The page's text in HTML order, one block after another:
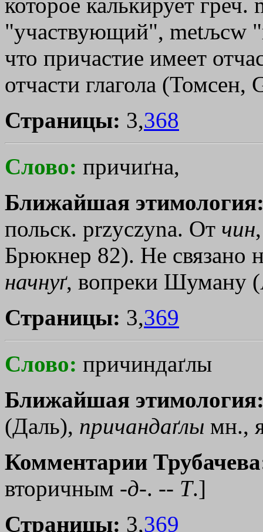
"участвующий", metљcw
что причастие имеет
отчасти глагола (Томсен,
Страницы: 3,368
Слово: причиґна,
Ближайшая
польск. рrzусzуnа. От чин
Брюкнер 82). Не связано
начнуґ, вопреки Шуману
Страницы: 3,369
Слово: причиндаґлы
Ближайшая
(Даль), причандаґлы мн.,
Комментарии
вторичным -д-. -- Т.]
Страницы: 3,369